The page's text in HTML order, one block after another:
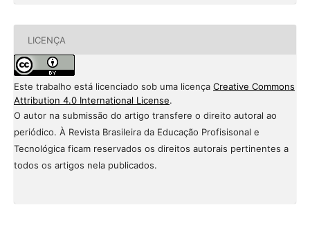
LICENÇA
Este trabalho está licenciado sob uma licença Creative Commons
Attribution 4.0 International License.
O autor na submissão do artigo transfere o direito autoral ao
periódico. À Revista Brasileira da Educação Profisisonal e
Tecnológica ficam reservados os direitos autorais pertinentes a
todos os artigos nela publicados.